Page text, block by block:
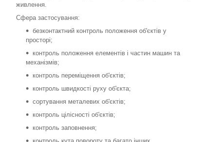
живлення.
Сфера застосування:
безконтактний контроль положення об'єктів у
просторі;
контроль положення елементів і частин машин та
механізмів;
контроль переміщення об'єктів;
контроль швидкості руху об'єкта;
сортування металевих об'єктів;
контроль цілісності об'єктів;
контроль заповнення;